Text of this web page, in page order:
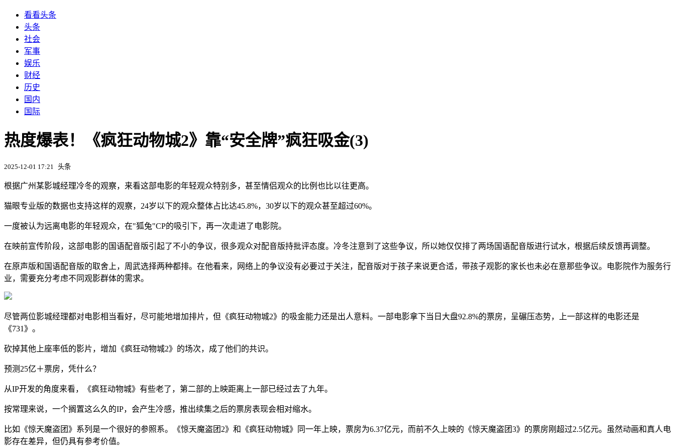
看看头条
头条
社会
军事
娱乐
财经
历史
国内
国际
热度爆表！《疯狂动物城2》靠“安全牌”疯狂吸金(3)
2025-12-01 17:21 头条
根据广州某影城经理冷冬的观察，来看这部电影的年轻观众特别多，甚至情侣观众的比例也比以往更高。
猫眼专业版的数据也支持这样的观察，24岁以下的观众整体占比达45.8%，30岁以下的观众甚至超过60%。
一度被认为远离电影的年轻观众，在"狐兔"CP的吸引下，再一次走进了电影院。
在映前宣传阶段，这部电影的国语配音版引起了不小的争议，很多观众对配音版持批评态度。冷冬注意到了这些争议，所以她仅仅排了两场国语配音版进行试水，根据后续反馈再调整。
在原声版和国语配音版的取舍上，周武选择两种都排。在他看来，网络上的争议没有必要过于关注，配音版对于孩子来说更合适，带孩子观影的家长也未必在意那些争议。电影院作为服务行
业，需要充分考虑不同观影群体的需求。
尽管两位影城经理都对电影相当看好，尽可能地增加排片，但《疯狂动物城2》的吸金能力还是出人意料。一部电影拿下当日大盘92.8%的票房，呈碾压态势，上一部这样的电影还是
《731》。
砍掉其他上座率低的影片，增加《疯狂动物城2》的场次，成了他们的共识。
预测25亿＋票房，凭什么？
从IP开发的角度来看，《疯狂动物城》有些老了，第二部的上映距离上一部已经过去了九年。
按常理来说，一个搁置这么久的IP，会产生冷感，推出续集之后的票房表现会相对缩水。
比如《惊天魔盗团》系列是一个很好的参照系。《惊天魔盗团2》和《疯狂动物城》同一年上映，票房为6.37亿元，而前不久上映的《惊天魔盗团3》的票房刚超过2.5亿元。虽然动画和真人电
影存在差异，但仍具有参考价值。